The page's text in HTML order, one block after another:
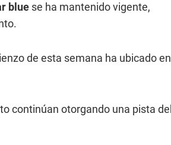
blue se ha mantenido vigente,
de esta semana ha ubicado en
continúan otorgando una pista del